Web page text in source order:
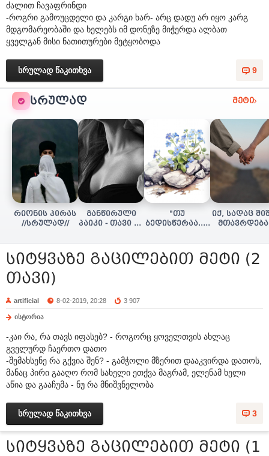
ძალით ჩავაფრინდი
-როგრი გამოუცდელი და კარგი ხარ- არც დადუ არ იყო კარგ
მდგომარეობაში და ხელებს იმ დონეზე მიჭერდა ალბათ
ყველგან მისი ნათითურები მეტყობოდა
9
სრულად წაკითხვა
ᲡᲠᲣᲚᲐᲓ მეტი
რიონის პირას
//სრულად//
განწირული
პაიკი - თავი 16
"თუ
ბედისწერაა..."
იქ, სადაც
მთავრდება
სიტყვაზე გაცილებით მეტი (2
თავი)
artificial 8-02-2019, 20:28 3 907
ისტორია
-კაი რა, რა თავს იფასებ? - როგორც ყოველთვის ახლაც
გველურდ ჩაერთო დათო
-შემახსენე რა გქვია შენ? - გამჭოლი მზერით დააკვირდა დათოს,
მანაც პირი გააღო რომ სახელი ეთქვა მაგრამ, ელენამ ხელი
აწია და გააჩუმა - ნუ რა მნიშვნელობა
3
სრულად წაკითხვა
სიტყვაზე გაცილებით მეტი (1